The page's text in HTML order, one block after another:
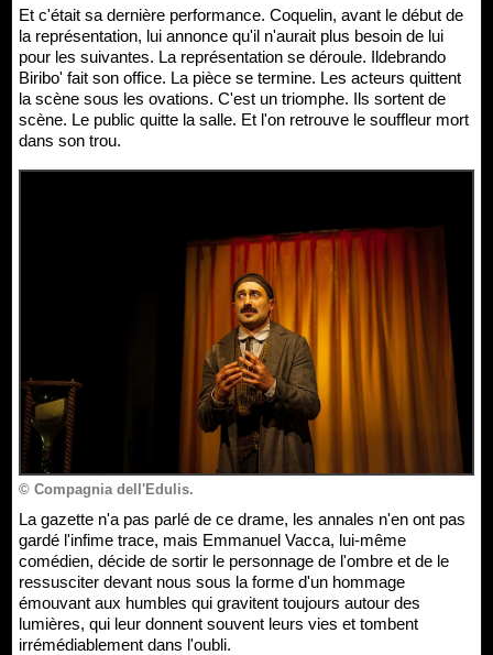
Et c'était sa dernière performance. Coquelin, avant le début de
la représentation, lui annonce qu'il n'aurait plus besoin de lui
pour les suivantes. La représentation se déroule. Ildebrando
Biribo' fait son office. La pièce se termine. Les acteurs quittent
la scène sous les ovations. C'est un triomphe. Ils sortent de
scène. Le public quitte la salle. Et l'on retrouve le souffleur mort
dans son trou.
© Compagnia dell'Edulis.
La gazette n'a pas parlé de ce drame, les annales n'en ont pas
gardé l'infime trace, mais Emmanuel Vacca, lui-même
comédien, décide de sortir le personnage de l'ombre et de le
ressusciter devant nous sous la forme d'un hommage
émouvant aux humbles qui gravitent toujours autour des
lumières, qui leur donnent souvent leurs vies et tombent
irrémédiablement dans l'oubli.